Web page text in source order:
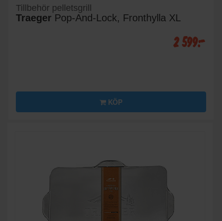
Tillbehör pelletsgrill
Traeger Pop-And-Lock, Fronthylla XL
2 599:-
KÖP